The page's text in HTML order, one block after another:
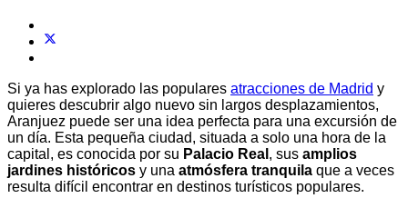
Si ya has explorado las populares atracciones de Madrid y
quieres descubrir algo nuevo sin largos desplazamientos,
Aranjuez puede ser una idea perfecta para una excursión de
un día. Esta pequeña ciudad, situada a solo una hora de la
capital, es conocida por su Palacio Real , sus amplios
jardines históricos y una atmósfera tranquila que a veces
resulta difícil encontrar en destinos turísticos populares.